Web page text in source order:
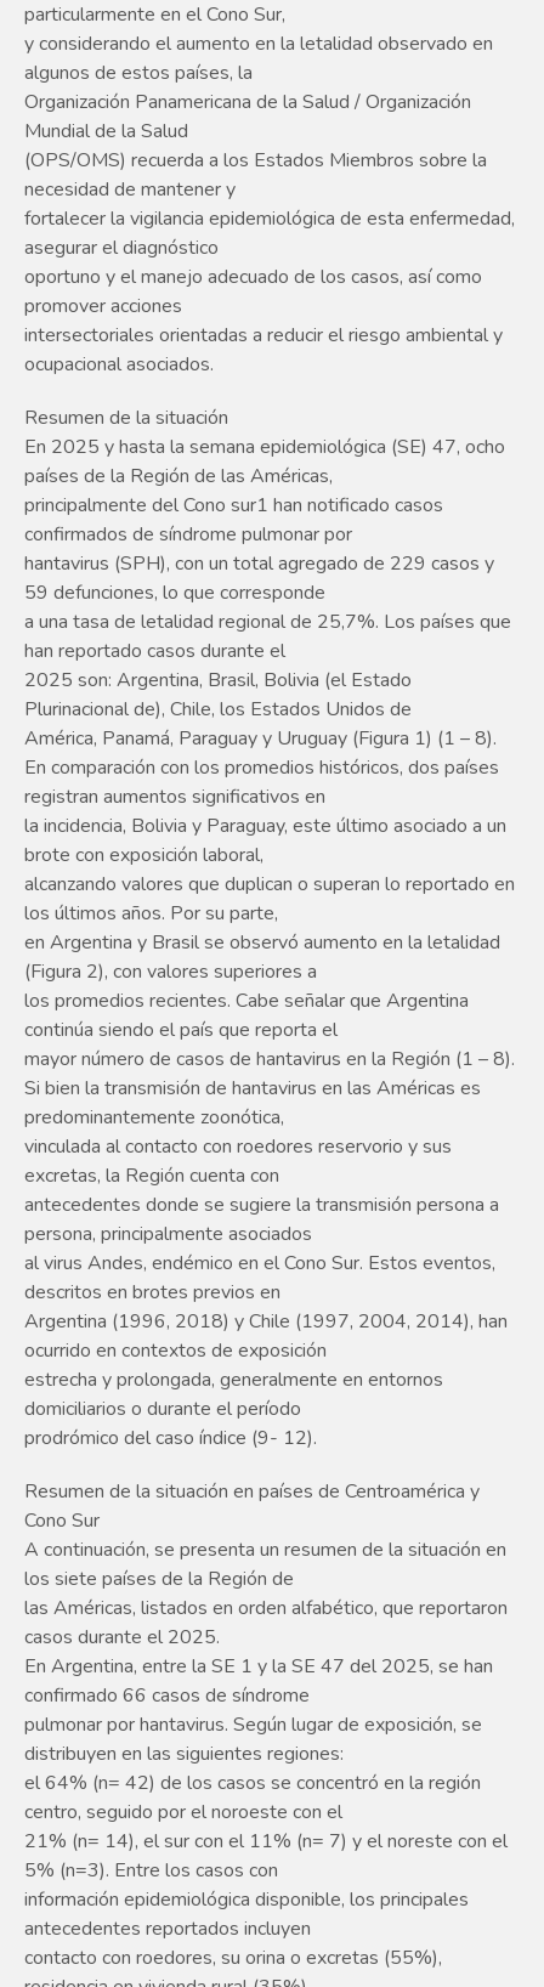
particularmente en el Cono Sur,
y considerando el aumento en la letalidad observado en
algunos de estos países, la
Organización Panamericana de la Salud / Organización
Mundial de la Salud
(OPS/OMS) recuerda a los Estados Miembros sobre la
necesidad de mantener y
fortalecer la vigilancia epidemiológica de esta enfermedad,
asegurar el diagnóstico
oportuno y el manejo adecuado de los casos, así como
promover acciones
intersectoriales orientadas a reducir el riesgo ambiental y
ocupacional asociados.
Resumen de la situación
En 2025 y hasta la semana epidemiológica (SE) 47, ocho
países de la Región de las Américas,
principalmente del Cono sur1 han notificado casos
confirmados de síndrome pulmonar por
hantavirus (SPH), con un total agregado de 229 casos y
59 defunciones, lo que corresponde
a una tasa de letalidad regional de 25,7%. Los países que
han reportado casos durante el
2025 son: Argentina, Brasil, Bolivia (el Estado
Plurinacional de), Chile, los Estados Unidos de
América, Panamá, Paraguay y Uruguay (Figura 1) (1 – 8).
En comparación con los promedios históricos, dos países
registran aumentos significativos en
la incidencia, Bolivia y Paraguay, este último asociado a un
brote con exposición laboral,
alcanzando valores que duplican o superan lo reportado en
los últimos años. Por su parte,
en Argentina y Brasil se observó aumento en la letalidad
(Figura 2), con valores superiores a
los promedios recientes. Cabe señalar que Argentina
continúa siendo el país que reporta el
mayor número de casos de hantavirus en la Región (1 – 8).
Si bien la transmisión de hantavirus en las Américas es
predominantemente zoonótica,
vinculada al contacto con roedores reservorio y sus
excretas, la Región cuenta con
antecedentes donde se sugiere la transmisión persona a
persona, principalmente asociados
al virus Andes, endémico en el Cono Sur. Estos eventos,
descritos en brotes previos en
Argentina (1996, 2018) y Chile (1997, 2004, 2014), han
ocurrido en contextos de exposición
estrecha y prolongada, generalmente en entornos
domiciliarios o durante el período
prodrómico del caso índice (9- 12).
Resumen de la situación en países de Centroamérica y
Cono Sur
A continuación, se presenta un resumen de la situación en
los siete países de la Región de
las Américas, listados en orden alfabético, que reportaron
casos durante el 2025.
En Argentina, entre la SE 1 y la SE 47 del 2025, se han
confirmado 66 casos de síndrome
pulmonar por hantavirus. Según lugar de exposición, se
distribuyen en las siguientes regiones:
el 64% (n= 42) de los casos se concentró en la región
centro, seguido por el noroeste con el
21% (n= 14), el sur con el 11% (n= 7) y el noreste con el
5% (n=3). Entre los casos con
información epidemiológica disponible, los principales
antecedentes reportados incluyen
contacto con roedores, su orina o excretas (55%),